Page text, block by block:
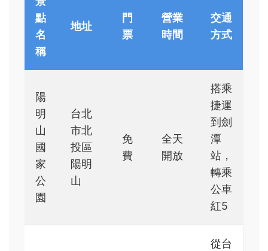
點
名
稱
地址
門
票
營業
時間
交通
方式
陽
明
山
國
家
公
園
台北
市北
投區
陽明
山
免
費
全天
開放
搭乘
捷運
到劍
潭
站，
轉乘
公車
紅5
從台